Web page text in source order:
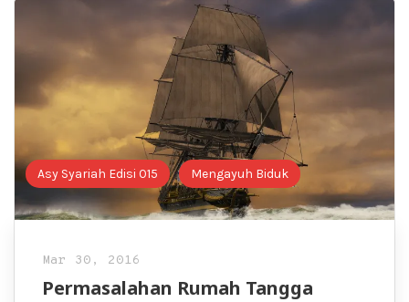
Asy Syariah Edisi 015 Mengayuh Biduk
Mar 30, 2016
Permasalahan Rumah Tangga